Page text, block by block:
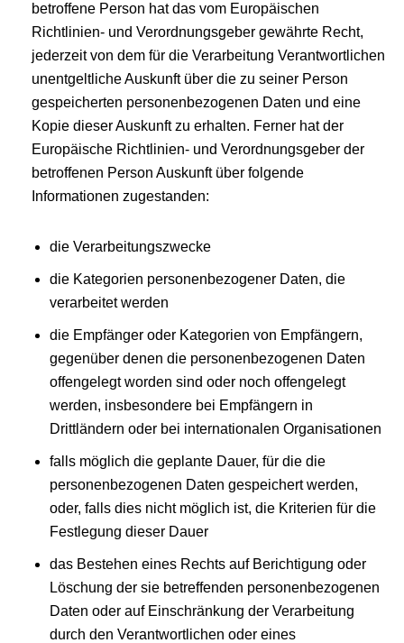
betroffene Person hat das vom Europäischen
Richtlinien- und Verordnungsgeber gewährte Recht,
jederzeit von dem für die Verarbeitung Verantwortlichen
unentgeltliche Auskunft über die zu seiner Person
gespeicherten personenbezogenen Daten und eine
Kopie dieser Auskunft zu erhalten. Ferner hat der
Europäische Richtlinien- und Verordnungsgeber der
betroffenen Person Auskunft über folgende
Informationen zugestanden:
die Verarbeitungszwecke
die Kategorien personenbezogener Daten, die
verarbeitet werden
die Empfänger oder Kategorien von Empfängern,
gegenüber denen die personenbezogenen Daten
offengelegt worden sind oder noch offengelegt
werden, insbesondere bei Empfängern in
Drittländern oder bei internationalen Organisationen
falls möglich die geplante Dauer, für die die
personenbezogenen Daten gespeichert werden,
oder, falls dies nicht möglich ist, die Kriterien für die
Festlegung dieser Dauer
das Bestehen eines Rechts auf Berichtigung oder
Löschung der sie betreffenden personenbezogenen
Daten oder auf Einschränkung der Verarbeitung
durch den Verantwortlichen oder eines